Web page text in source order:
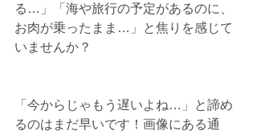
る…」「海や旅行の予定があるのに、
お肉が乗ったまま…」と焦りを感じて
いませんか？
「今からじゃもう遅いよね…」と諦め
るのはまだ早いです！画像にある通